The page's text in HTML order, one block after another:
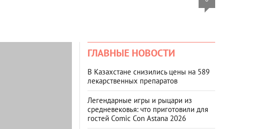
ГЛАВНЫЕ НОВОСТИ
В Казахстане снизились цены на 589
лекарственных препаратов
Легендарные игры и рыцари из
средневековья: что приготовили для
гостей Comic Con Astana 2026